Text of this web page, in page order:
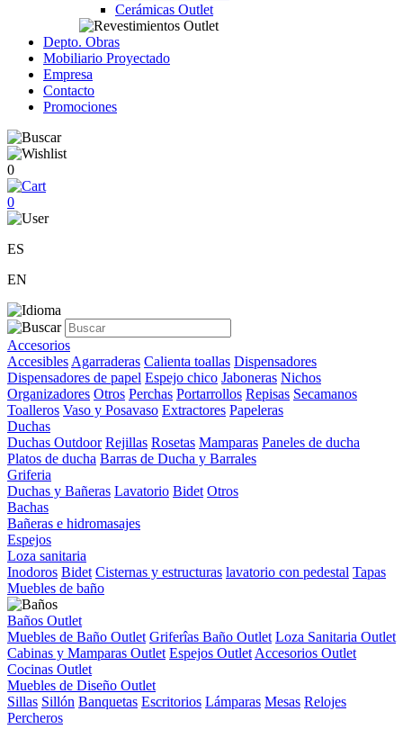
Cerámicas Outlet
Depto. Obras
Mobiliario Proyectado
Empresa
Contacto
Promociones
0
0
ES
EN
Accesorios
Accesibles Agarraderas Calienta toallas Dispensadores
Dispensadores de papel Espejo chico Jaboneras Nichos
Organizadores Otros Perchas Portarrollos Repisas Secamanos
Toalleros Vaso y Posavaso Extractores Papeleras
Duchas
Duchas Outdoor Rejillas Rosetas Mamparas Paneles de ducha
Platos de ducha Barras de Ducha y Barrales
Griferia
Duchas y Bañeras Lavatorio Bidet Otros
Bachas
Bañeras e hidromasajes
Espejos
Loza sanitaria
Inodoros Bidet Cisternas y estructuras lavatorio con pedestal Tapas
Muebles de baño
Baños Outlet
Muebles de Baño Outlet Griferîas Baño Outlet Loza Sanitaria Outlet
Cabinas y Mamparas Outlet Espejos Outlet Accesorios Outlet
Cocinas Outlet
Muebles de Diseño Outlet
Sillas Sillón Banquetas Escritorios Lámparas Mesas Relojes
Percheros